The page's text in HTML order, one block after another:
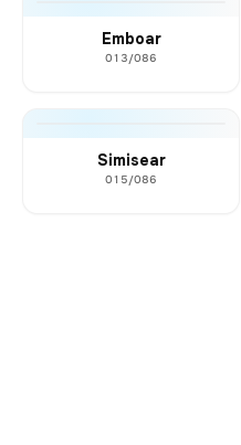
Emboar
013/086
Simisear
015/086